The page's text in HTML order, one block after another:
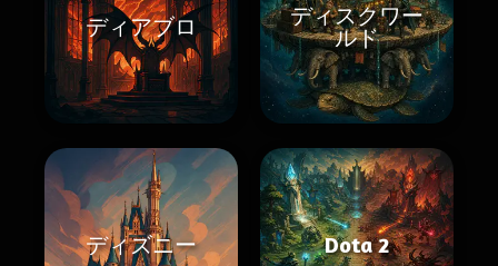
ディアブロ
ディスクワー
ルド
ディズニー Dota 2